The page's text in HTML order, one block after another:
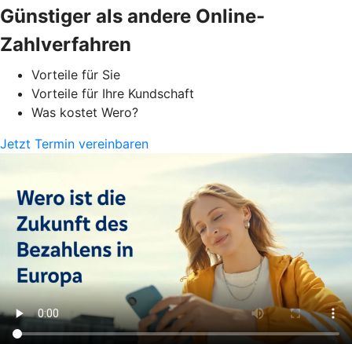
Günstiger als andere Online-
Zahlverfahren
Vorteile für Sie
Vorteile für Ihre Kundschaft
Was kostet Wero?
Jetzt Termin vereinbaren